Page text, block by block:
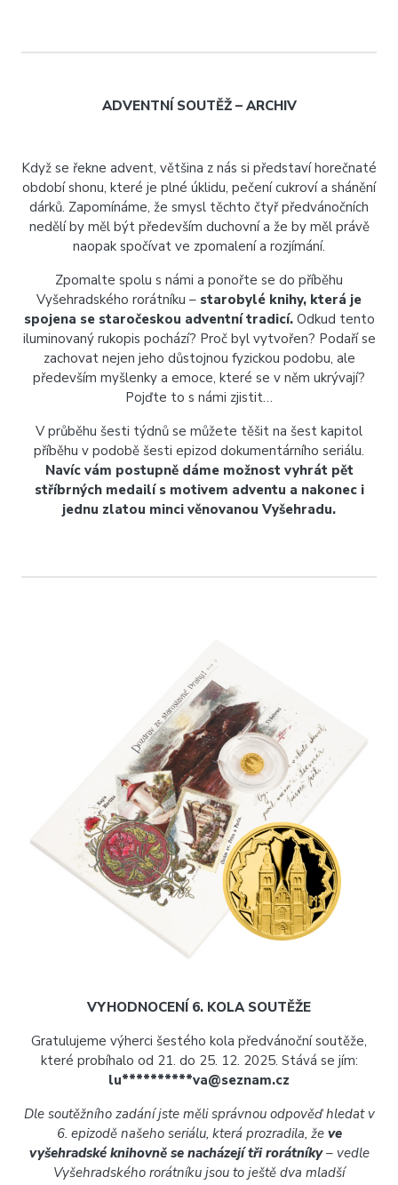
ADVENTNÍ SOUTĚŽ – ARCHIV
Když se řekne advent, většina z nás si představí horečnaté
období shonu, které je plné úklidu, pečení cukroví a shánění
dárků. Zapomínáme, že smysl těchto čtyř předvánočních
nedělí by měl být především duchovní a že by měl právě
naopak spočívat ve zpomalení a rozjímání.
Zpomalte spolu s námi a ponořte se do příběhu
Vyšehradského rorátníku – starobylé knihy, která je
spojena se staročeskou adventní tradicí.Odkud tento
iluminovaný rukopis pochází? Proč byl vytvořen? Podaří se
zachovat nejen jeho důstojnou fyzickou podobu, ale
především myšlenky a emoce, které se v něm ukrývají?
Pojďte to s námi zjistit…
V průběhu šesti týdnů se můžete těšit na šest kapitol
příběhu v podobě šesti epizod dokumentárního seriálu.
Navíc vám postupně dáme možnost vyhrát pět
stříbrných medailí s motivem adventu a nakonec i
jednu zlatou minci věnovanou Vyšehradu.
VYHODNOCENÍ 6. KOLA SOUTĚŽE
Gratulujeme výherci šestého kola předvánoční soutěže,
které probíhalo od 21. do 25. 12. 2025. Stává se jím:
lu**********va@seznam.cz
Dle soutěžního zadání jste měli správnou odpověď hledat v
6. epizodě našeho seriálu, která prozradila, že ve
vyšehradské knihovně se nacházejí tři rorátníky– vedle
Vyšehradského rorátníku jsou to ještě dva mladší